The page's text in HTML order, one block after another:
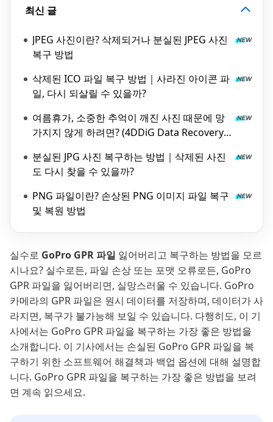
최신 글
JPEG 사진이란? 삭제되거나 분실된 JPEG 사진
복구 방법
삭제된 ICO 파일 복구 방법｜사라진 아이콘 파
일, 다시 되살릴 수 있을까?
여름휴가, 소중한 추억이 깨진 사진 때문에 망
가지지 않게 하려면? (4DDiG Data Recovery
분실된 JPG 사진 복구하는 방법｜삭제된 사진
도 다시 찾을 수 있을까?
PNG 파일이란? 손상된 PNG 이미지 파일 복구
및 복원 방법
실수로 GoPro GPR 파일 잃어버리고 복구하는 방법을 모르
시나요? 실수로든, 파일 손상 또는 포맷 오류로든, GoPro
GPR 파일을 잃어버리면, 실망스러울 수 있습니다. GoPro
카메라의 GPR 파일은 원시 데이터를 저장하며, 데이터가 사
라지면, 복구가 불가능해 보일 수 있습니다. 다행히도, 이 기
사에서는 GoPro GPR 파일을 복구하는 가장 좋은 방법을
소개합니다. 이 기사에서는 손실된 GoPro GPR 파일을 복
구하기 위한 소프트웨어 해결책과 백업 옵션에 대해 설명합
니다. GoPro GPR 파일을 복구하는 가장 좋은 방법을 보려
면 계속 읽으세요.